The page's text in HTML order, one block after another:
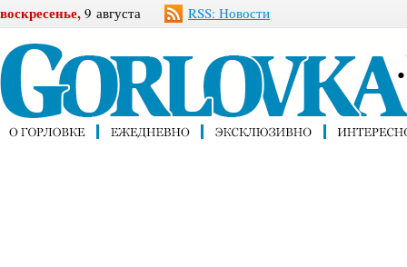
воскресенье, 9 августа RSS: Новости